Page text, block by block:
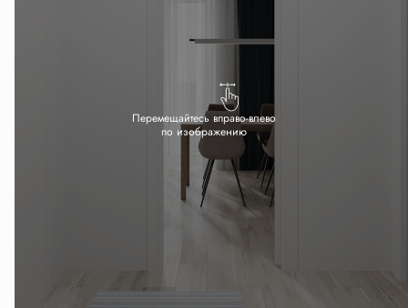
Перемещайтесь вправо-влево
по изображению